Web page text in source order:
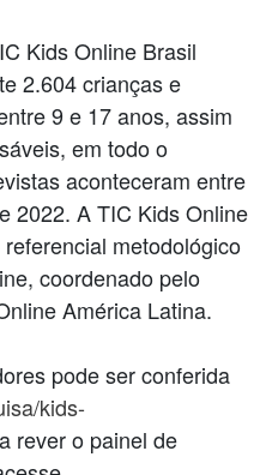
Kids Online Brasil
2.604 crianças e
9 e 17 anos, assim
em todo o
aconteceram entre
2022. A TIC Kids Online
metodológico
coordenado pelo
América Latina.
pode ser conferida
kids-
rever o painel de